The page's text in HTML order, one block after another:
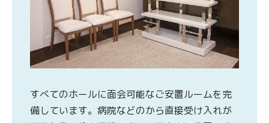
すべてのホールに面会可能なご安置ルームを完
備しています。病院などのから直接受け入れが